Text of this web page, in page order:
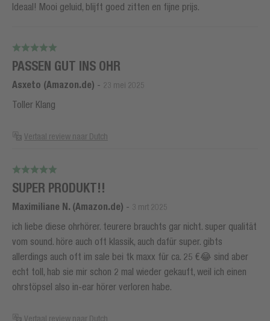
Ideaal! Mooi geluid, blijft goed zitten en fijne prijs.
PASSEN GUT INS OHR
Asxeto (Amazon.de) - 23 mei 2025
Toller Klang
Vertaal review naar Dutch
SUPER PRODUKT!!
Maximiliane N. (Amazon.de) - 3 mrt 2025
ich liebe diese ohrhörer. teurere brauchts gar nicht. super qualität
vom sound. höre auch oft klassik, auch dafür super. gibts
allerdings auch oft im sale bei tk maxx für ca. 25 €😂 sind aber
echt toll, hab sie mir schon 2 mal wieder gekauft, weil ich einen
ohrstöpsel also in-ear hörer verloren habe.
Vertaal review naar Dutch